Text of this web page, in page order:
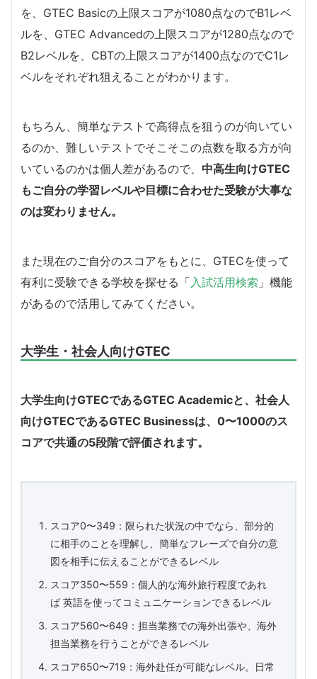
を、GTEC Basicの上限スコアが1080点なのでB1レベ
ルを、GTEC Advancedの上限スコアが1280点なので
B2レベルを、CBTの上限スコアが1400点なのでC1レ
ベルをそれぞれ狙えることがわかります。
もちろん、簡単なテストで高得点を狙うのが向いてい
るのか、難しいテストでそこそこの点数を取る方が向
いているのかは個人差があるので、 中高生向けGTEC
もご自分の学習レベルや目標に合わせた受験が大事な
のは変わりません。
また現在のご自分のスコアをもとに、GTECを使って
有利に受験できる学校を探せる「入試活用検索 」機能
があるので活用してみてください。
大学生・社会人向けGTEC
大学生向けGTECであるGTEC Academicと、社会人
向けGTECであるGTEC Businessは、0〜1000のス
コアで共通の5段階で評価されます。
スコア0〜349：限られた状況の中でなら、部分的
に相手のことを理解し、簡単なフレーズで自分の意
図を相手に伝えることができるレベル
スコア350〜559：個人的な海外旅行程度であれ
ば 英語を使ってコミュニケーションできるレベル
スコア560〜649：担当業務での海外出張や、海外
担当業務を行うことができるレベル
スコア650〜719：海外赴任が可能なレベル。日常